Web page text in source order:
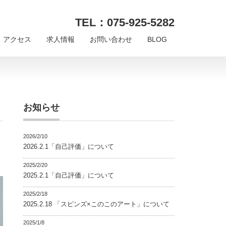
TEL：075-925-5282
アクセス 求人情報 お問い合わせ BLOG
お知らせ
2026/2/10
2026.2.1「自己評価」について
2025/2/20
2025.2.1「自己評価」について
2025/2/18
2025.2.18 「スピンズ×このこのアート」について
2025/1/8